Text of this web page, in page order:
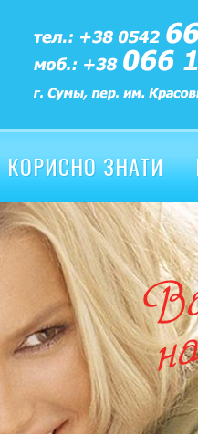
КОРИСНО ЗНАТИ